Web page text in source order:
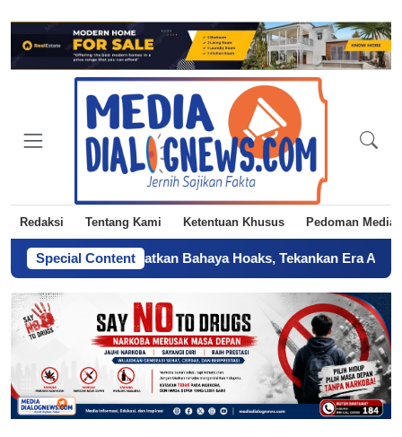
Redaksi Tentang Kami Ketentuan Khusus Pedoman Media
Special Content
Jakarta Ingatkan Bahaya Hoaks, Tekankan Era AI- Sertifikat